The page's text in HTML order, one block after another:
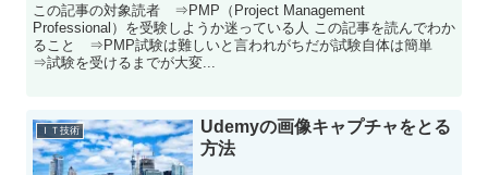
この記事の対象読者 ⇒PMP（Project Management
Professional）を受験しようか迷っている人 この記事を読んでわか
ること ⇒PMP試験は難しいと言われがちだが試験自体は簡単
⇒試験を受けるまでが大変...
ＩＴ技術
Udemyの画像キャプチャをとる
方法